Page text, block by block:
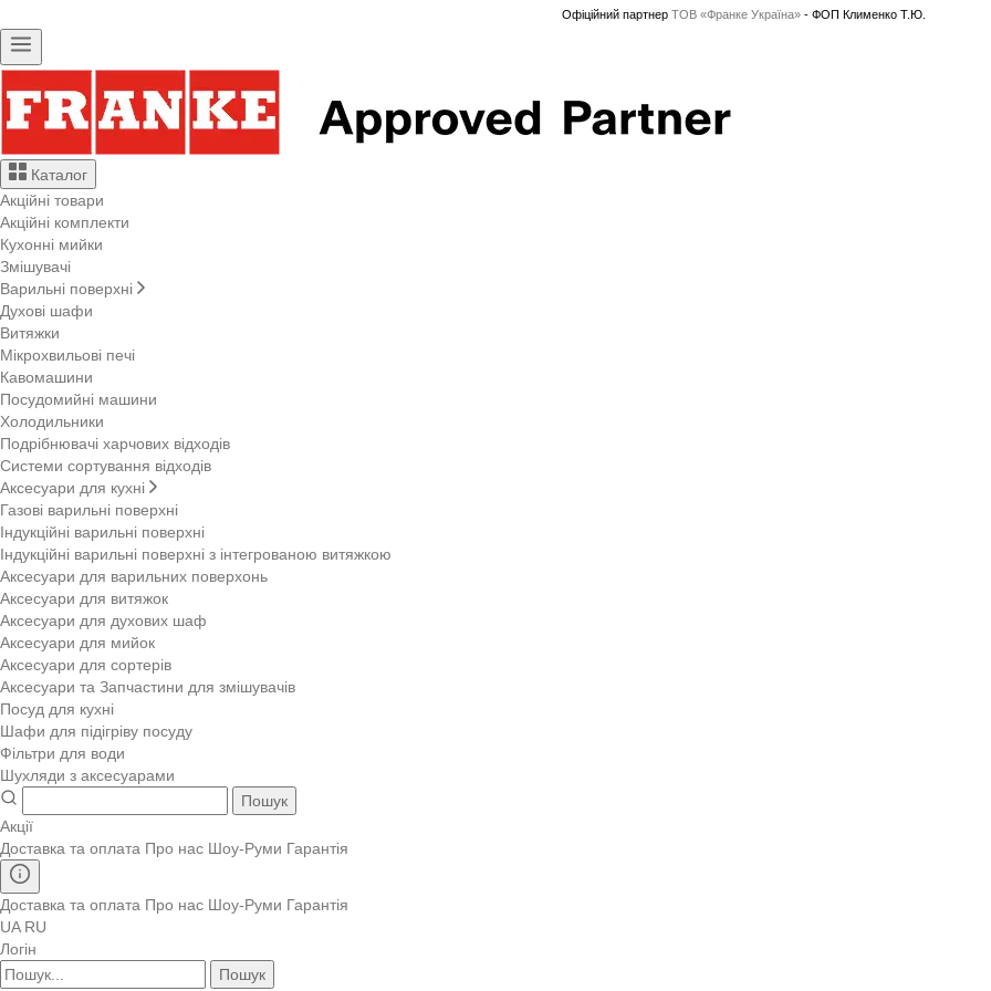
Офіційний партнер ТОВ «Франке Україна»- ФОП Клименко Т.Ю.
Каталог
Акційні товари
Акційні комплекти
Кухонні мийки
Змішувачі
Варильні поверхні
Духові шафи
Витяжки
Мікрохвильові печі
Кавомашини
Посудомийні машини
Холодильники
Подрібнювачі харчових відходів
Системи сортування відходів
Аксесуари для кухні
Газові варильні поверхні
Індукційні варильні поверхні
Індукційні варильні поверхні з інтегрованою витяжкою
Аксесуари для варильних поверхонь
Аксесуари для витяжок
Аксесуари для духових шаф
Аксесуари для мийок
Аксесуари для сортерів
Аксесуари та Запчастини для змішувачів
Посуд для кухні
Шафи для підігріву посуду
Фільтри для води
Шухляди з аксесуарами
Пошук
Акції
Доставка та оплата Про нас Шоу-Руми Гарантія
Доставка та оплата Про нас Шоу-Руми Гарантія
UA RU
Логін
Пошук